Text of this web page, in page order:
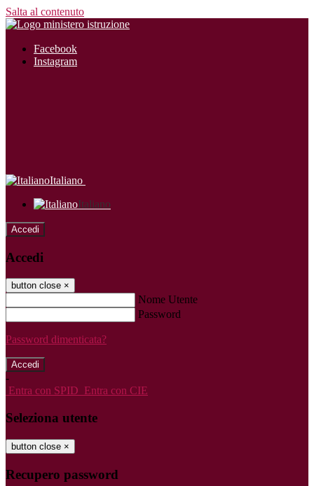
Salta al contenuto
Facebook
Instagram
Italiano
Italiano
Accedi
Accedi
button close ×
Nome Utente
Password
Password dimenticata?
-
Entra con SPID Entra con CIE
Seleziona utente
button close ×
Recupero password